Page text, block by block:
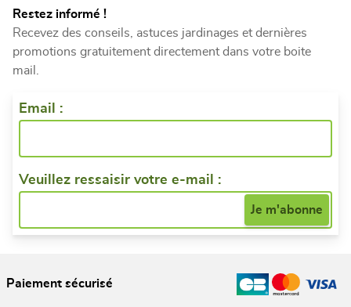
Restez informé !
Recevez des conseils, astuces jardinages et dernières
promotions gratuitement directement dans votre boite
mail.
Email :
Veuillez ressaisir votre e-mail :
Paiement sécurisé